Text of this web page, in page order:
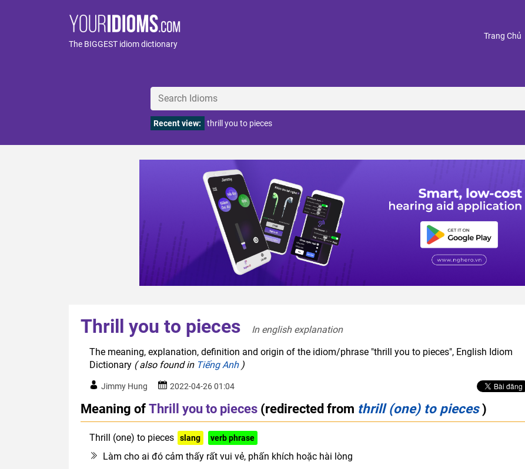
The BIGGEST idiom dictionary
Trang Chủ
Recent view: thrill you to pieces
Thrill you to pieces
In english explanation
The meaning, explanation, definition and origin of the idiom/phrase "thrill you to pieces", English Idiom
Dictionary ( also found in Tiếng Anh)
Jimmy Hung 2022-04-26 01:04
Meaning ofThrill you to pieces (redirected from thrill (one) to pieces)
Thrill (one) to pieces slang verb phrase
Làm cho ai đó cảm thấy rất vui vẻ, phấn khích hoặc hài lòng